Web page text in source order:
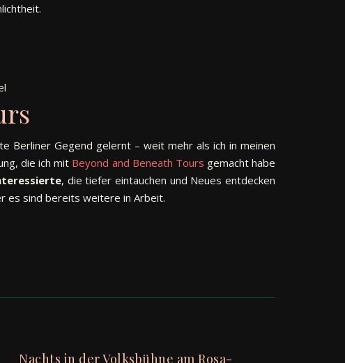
Berliner Gegend gelernt – weit mehr als ich in meinen
die ich mit Beyond and Beneath Tours gemacht habe
, die tiefer eintauchen und Neues entdecken
es sind bereits weitere in Arbeit.
Nachts in der Volksbühne am Rosa-